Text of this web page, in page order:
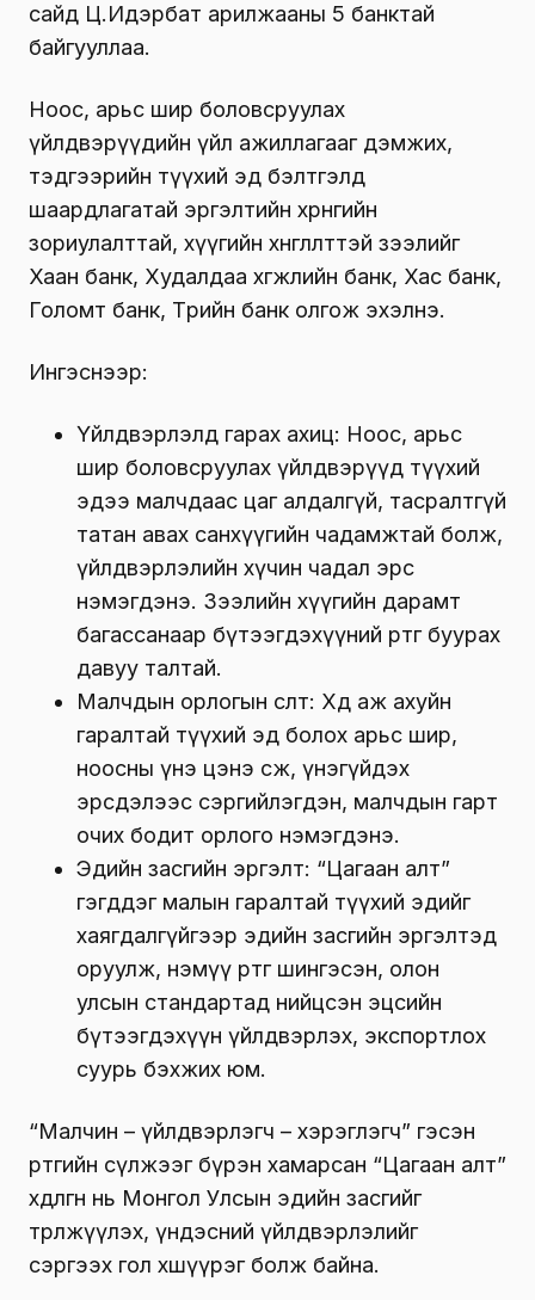
сайд Ц.Идэрбат арилжааны 5 банктай
байгууллаа.
Ноос, арьс шир боловсруулах
үйлдвэрүүдийн үйл ажиллагааг дэмжих,
тэдгээрийн түүхий эд бэлтгэлд
шаардлагатай эргэлтийн хөрөнгийн
зориулалттай, хүүгийн хөнгөлөлттэй зээлийг
Хаан банк, Худалдаа хөгжлийн банк, Хас банк,
Голомт банк, Төрийн банк олгож эхэлнэ.
Ингэснээр:
Үйлдвэрлэлд гарах ахиц: Ноос, арьс
шир боловсруулах үйлдвэрүүд түүхий
эдээ малчдаас цаг алдалгүй, тасралтгүй
татан авах санхүүгийн чадамжтай болж,
үйлдвэрлэлийн хүчин чадал эрс
нэмэгдэнэ. Зээлийн хүүгийн дарамт
багассанаар бүтээгдэхүүний өртөг буурах
давуу талтай.
Малчдын орлогын өсөлт: Хөдөө аж ахуйн
гаралтай түүхий эд болох арьс шир,
ноосны үнэ цэнэ өсөж, үнэгүйдэх
эрсдэлээс сэргийлэгдэн, малчдын гарт
очих бодит орлого нэмэгдэнэ.
Эдийн засгийн эргэлт: “Цагаан алт”
гэгддэг малын гаралтай түүхий эдийг
хаягдалгүйгээр эдийн засгийн эргэлтэд
оруулж, нэмүү өртөг шингэсэн, олон
улсын стандартад нийцсэн эцсийн
бүтээгдэхүүн үйлдвэрлэх, экспортлох
суурь бэхжих юм.
“Малчин – үйлдвэрлэгч – хэрэглэгч” гэсэн
өртгийн сүлжээг бүрэн хамарсан “Цагаан алт”
хөдөлгөөн нь Монгол Улсын эдийн засгийг
төрөлжүүлэх, үндэсний үйлдвэрлэлийг
сэргээх гол хөшүүрэг болж байна.